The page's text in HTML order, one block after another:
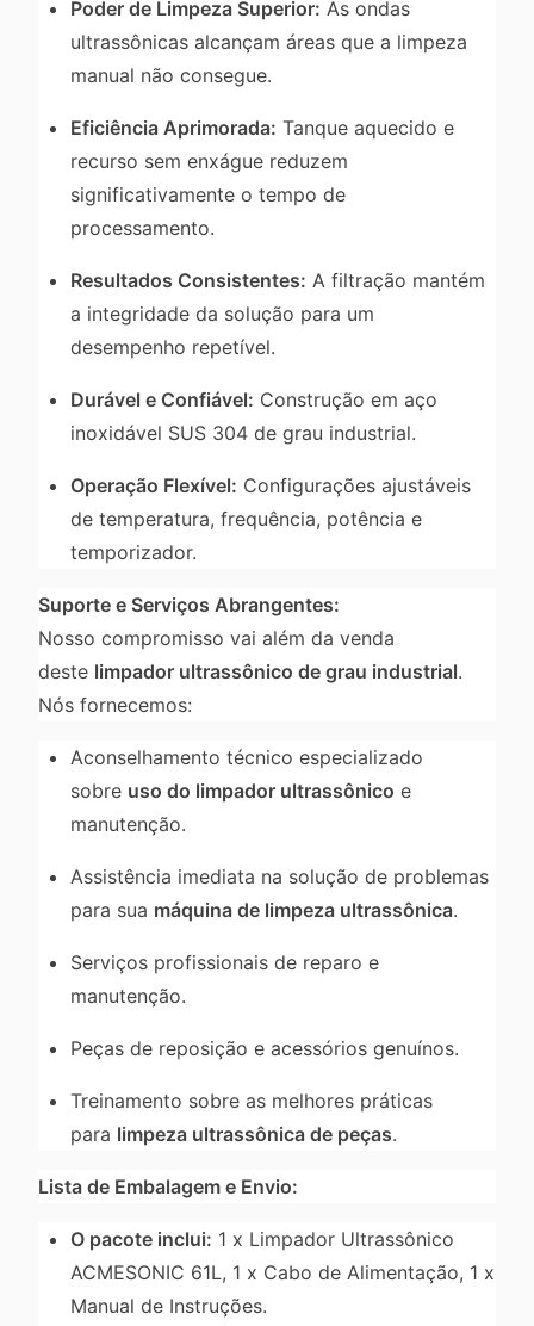
Poder de Limpeza Superior: As ondas
ultrassônicas alcançam áreas que a limpeza
manual não consegue.
Eficiência Aprimorada: Tanque aquecido e
recurso sem enxágue reduzem
significativamente o tempo de
processamento.
Resultados Consistentes: A filtração mantém
a integridade da solução para um
desempenho repetível.
Durável e Confiável: Construção em aço
inoxidável SUS 304 de grau industrial.
Operação Flexível: Configurações ajustáveis
de temperatura, frequência, potência e
temporizador.
Suporte e Serviços Abrangentes:
Nosso compromisso vai além da venda
deste limpador ultrassônico de grau industrial.
Nós fornecemos:
Aconselhamento técnico especializado
sobre uso do limpador ultrassônico e
manutenção.
Assistência imediata na solução de problemas
para sua máquina de limpeza ultrassônica.
Serviços profissionais de reparo e
manutenção.
Peças de reposição e acessórios genuínos.
Treinamento sobre as melhores práticas
para limpeza ultrassônica de peças.
Lista de Embalagem e Envio:
O pacote inclui: 1 x Limpador Ultrassônico
ACMESONIC 61L, 1 x Cabo de Alimentação, 1 x
Manual de Instruções.